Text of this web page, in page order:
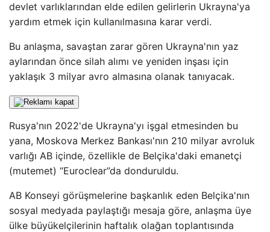
devlet varlıklarından elde edilen gelirlerin Ukrayna'ya
yardım etmek için kullanılmasına karar verdi.
Bu anlaşma, savaştan zarar gören Ukrayna'nın yaz
aylarından önce silah alımı ve yeniden inşası için
yaklaşık 3 milyar avro almasına olanak tanıyacak.
Rusya'nın 2022'de Ukrayna'yı işgal etmesinden bu
yana, Moskova Merkez Bankası'nın 210 milyar avroluk
varlığı AB içinde, özellikle de Belçika'daki emanetçi
(mutemet) “Euroclear”da donduruldu.
AB Konseyi görüşmelerine başkanlık eden Belçika'nın
sosyal medyada paylaştığı mesaja göre, anlaşma üye
ülke büyükelçilerinin haftalık olağan toplantısında